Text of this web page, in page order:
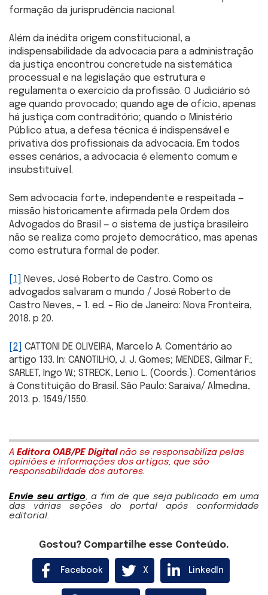
formação da jurisprudência nacional.
Além da inédita origem constitucional, a
indispensabilidade da advocacia para a administração
da justiça encontrou concretude na sistemática
processual e na legislação que estrutura e
regulamenta o exercício da profissão. O Judiciário só
age quando provocado; quando age de ofício, apenas
há justiça com contraditório; quando o Ministério
Público atua, a defesa técnica é indispensável e
privativa dos profissionais da advocacia. Em todos
esses cenários, a advocacia é elemento comum e
insubstituível.
Sem advocacia forte, independente e respeitada —
missão historicamente afirmada pela Ordem dos
Advogados do Brasil — o sistema de justiça brasileiro
não se realiza como projeto democrático, mas apenas
como estrutura formal de poder.
[1]
Neves, José Roberto de Castro. Como os
advogados salvaram o mundo / José Roberto de
Castro Neves, – 1. ed. – Rio de Janeiro: Nova Fronteira,
2018. p 20.
[2]
CATTONI DE OLIVEIRA, Marcelo A. Comentário ao
artigo 133. In: CANOTILHO, J. J. Gomes; MENDES, Gilmar F.;
SARLET, Ingo W.; STRECK, Lenio L. (Coords.). Comentários
à Constituição do Brasil. São Paulo: Saraiva/ Almedina,
2013. p. 1549/1550.
A Editora OAB/PE Digitalnão se responsabiliza pelas
opiniões e informações dos artigos, que são
responsabilidade dos autores.
Envie seu artigo, a fim de que seja publicado em uma
das várias seções do portal após conformidade
editorial.
Gostou? Compartilhe esse Conteúdo.
Facebook X LinkedIn